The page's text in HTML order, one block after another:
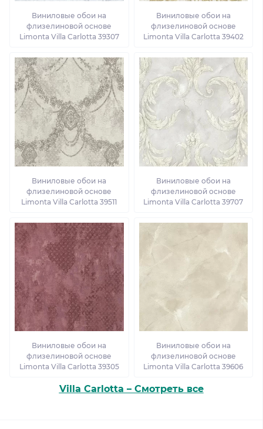
Виниловые обои на
флизелиновой основе
Limonta Villa Carlotta 39307
Виниловые обои на
флизелиновой основе
Limonta Villa Carlotta 39402
Виниловые обои на
флизелиновой основе
Limonta Villa Carlotta 39511
Виниловые обои на
флизелиновой основе
Limonta Villa Carlotta 39707
Виниловые обои на
флизелиновой основе
Limonta Villa Carlotta 39305
Виниловые обои на
флизелиновой основе
Limonta Villa Carlotta 39606
Villa Carlotta – Смотреть все